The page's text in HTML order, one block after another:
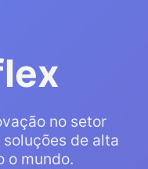
no setor
de alta
o mundo.